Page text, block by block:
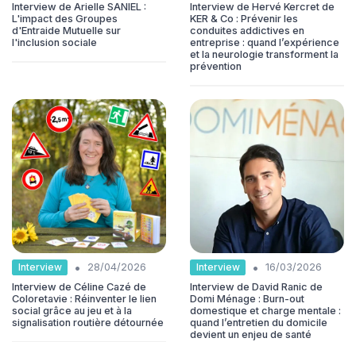
Interview de Arielle SANIEL :
L'impact des Groupes
d'Entraide Mutuelle sur
l'inclusion sociale
Interview de Hervé Kercret de
KER & Co : Prévenir les
conduites addictives en
entreprise : quand l’expérience
et la neurologie transforment la
prévention
Interview •
28/04/2026
Interview de Céline Cazé de
Coloretavie : Réinventer le lien
social grâce au jeu et à la
signalisation routière détournée
Interview •
16/03/2026
Interview de David Ranic de
Domi Ménage : Burn-out
domestique et charge mentale :
quand l’entretien du domicile
devient un enjeu de santé